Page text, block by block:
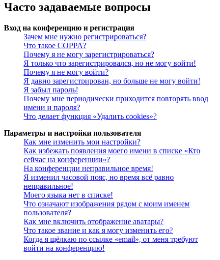
Часто задаваемые вопросы
Вход на конференцию и регистрация
Зачем мне нужно регистрироваться?
Что такое COPPA?
Почему я не могу зарегистрироваться?
Я только что зарегистрировался, но не могу войти!
Почему я не могу войти?
Я давно зарегистрирован, но больше не могу войти!
Я забыл пароль!
Почему мне периодически приходится повторять ввод
имени и пароля?
Что делает функция «Удалить cookies»?
Параметры и настройки пользователя
Как мне изменить мои настройки?
Как избежать появления моего имени в списке «Кто
сейчас на конференции»?
На конференции неправильное время!
Я изменил часовой пояс, но время всё равно
неправильное!
Моего языка нет в списке!
Что означают изображения рядом с моим именем
пользователя?
Как мне включить отображение аватары?
Что такое звание и как я могу изменить его?
Когда я щёлкаю по ссылке «email», от меня требуют
войти на конференцию!